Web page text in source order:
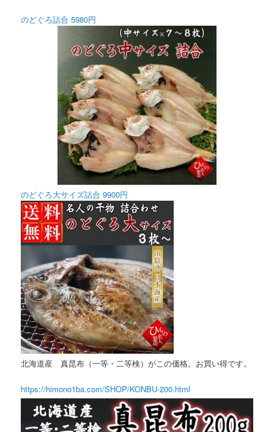
のどぐろ詰合 5980円
のどぐろ大サイズ詰合 9900円
北海道産 真昆布（一等・二等検）がこの価格。お買い得です。
https://himono1ba.com/SHOP/KONBU-200.html